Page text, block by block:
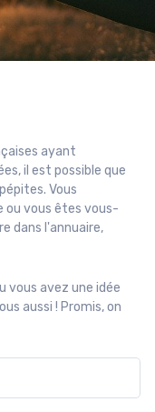
ayant
il est possible que
Vous
ou vous êtes vous-
dans l'annuaire,
vous avez une idée
aussi ! Promis, on